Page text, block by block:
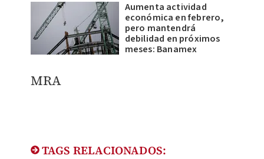
Aumenta actividad
económica en febrero,
pero mantendrá
debilidad en próximos
meses: Banamex
MRA
TAGS RELACIONADOS: